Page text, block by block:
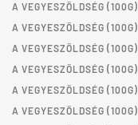
A VEGYESZÖLDSÉG (100G)
A VEGYESZÖLDSÉG (100G)
A VEGYESZÖLDSÉG (100G)
A VEGYESZÖLDSÉG (100G)
A VEGYESZÖLDSÉG (100G)
A VEGYESZÖLDSÉG (100G)